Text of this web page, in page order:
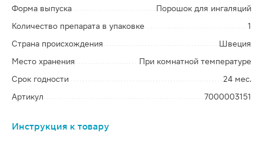
Форма выпуска
Порошок для ингаляций
Количество препарата в упаковке
1
Страна происхождения
Швеция
Место хранения
При комнатной температуре
Срок годности
24 мес.
Артикул
7000003151
Инструкция к товару